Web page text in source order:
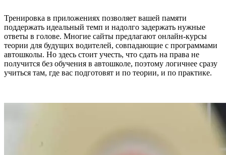
Тренировка в приложениях позволяет вашей памяти
поддержать идеальный темп и надолго задержать нужные
ответы в голове. Многие сайты предлагают онлайн-курсы
теории для будущих водителей, совпадающие с программами
автошколы. Но здесь стоит учесть, что сдать на права не
получится без обучения в автошколе, поэтому логичнее сразу
учиться там, где вас подготовят и по теории, и по практике.